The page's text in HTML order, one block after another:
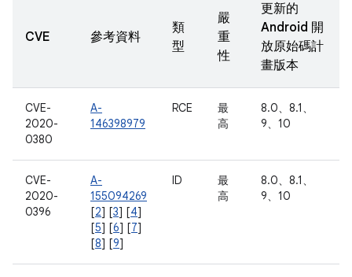
CVE 參考資料
類
型
嚴
重
性
更新的
Android 開
放原始碼計
畫版本
CVE-
2020-
0380
A-
146398979
RCE
最
高
8.0、8.1、
9、10
CVE-
2020-
0396
A-
155094269
[2] [3] [4]
[5] [6] [7]
[8] [9]
ID
最
高
8.0、8.1、
9、10